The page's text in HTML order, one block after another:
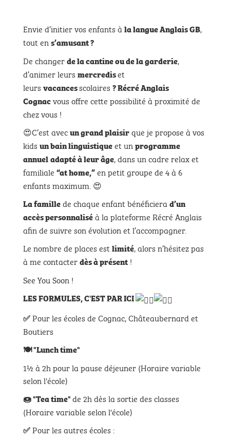
Envie d’initier vos enfants àla langue Anglais GB,
tout ens’amusant ?
De changerde la cantine ou de la garderie,
d’animer leursmercrediset
leursvacancesscolaires? Récré Anglais
Cognacvous offre cette possibilité à proximité de
chez vous !
😍C’est avecun grand plaisirque je propose à vos
kidsun bain linguistiqueet unprogramme
annueladapté à leur âge, dans un cadre relax et
familiale “at home,”en petit groupe de 4 à 6
enfants maximum. 😍
La famillede chaque enfant bénéficierad’un
accès personnaliséà la plateforme Récré Anglais
afin de suivre son évolution et l’accompagner.
Le nombre de places estlimité, alors n’hésitez pas
à me contacterdès à présent !
See You Soon !
LES FORMULES, C'EST PAR ICI
✅ Pour les écoles de Cognac, Châteaubernard et
Boutiers
🍽"Lunch time"
1½ à 2h pour la pause déjeuner (Horaire variable
selon l'école)
🍩"Tea time"de 2h dès la sortie des classes
(Horaire variable selon l'école)
✅ Pour les autres écoles :